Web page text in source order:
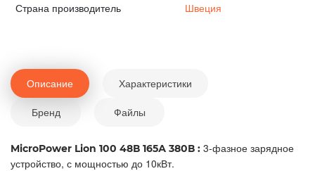
Страна производитель Швеция
Описание Характеристики
Бренд Файлы
MicroPower Lion 100 48В 165А 380В : 3-фазное зарядное
устройство, с мощностью до 10кВт.